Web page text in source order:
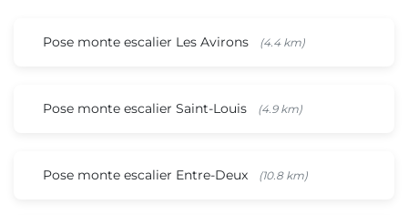
Pose monte escalier Les Avirons (4.4 km)
Pose monte escalier Saint-Louis (4.9 km)
Pose monte escalier Entre-Deux (10.8 km)